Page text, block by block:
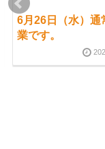
6月26日（水）通
業です。